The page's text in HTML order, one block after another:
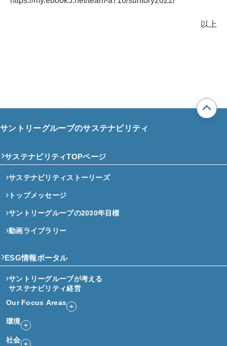
以上
サントリーグループのサステナビリティ
サステナビリティTOPページ
サステナビリティストーリーズ
トップメッセージ
サントリーグループの2030年目標
動画ライブラリー
ESG情報ポータル
サントリーグループが考える
サステナビリティ経営
Our Focus Areas
環境
社会